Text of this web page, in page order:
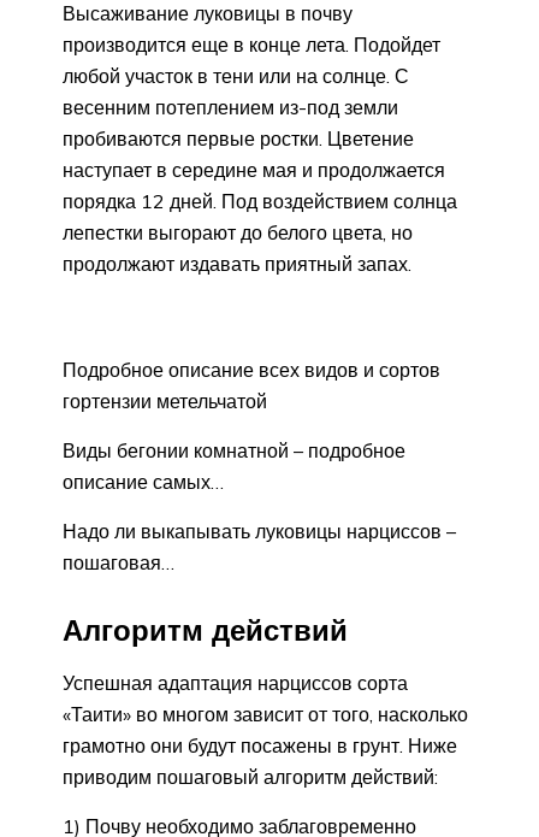
Высаживание луковицы в почву
производится еще в конце лета. Подойдет
любой участок в тени или на солнце. С
весенним потеплением из-под земли
пробиваются первые ростки. Цветение
наступает в середине мая и продолжается
порядка 12 дней. Под воздействием солнца
лепестки выгорают до белого цвета, но
продолжают издавать приятный запах.
Подробное описание всех видов и сортов
гортензии метельчатой
Виды бегонии комнатной – подробное
описание самых…
Надо ли выкапывать луковицы нарциссов –
пошаговая…
Алгоритм действий
Успешная адаптация нарциссов сорта
«Таити» во многом зависит от того, насколько
грамотно они будут посажены в грунт. Ниже
приводим пошаговый алгоритм действий:
1) Почву необходимо заблаговременно